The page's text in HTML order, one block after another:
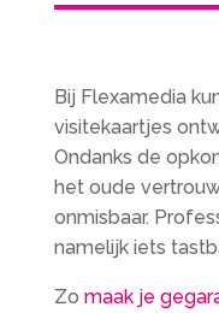
Bij Flexamedia
visitekaartjes
Ondanks de
het oude
onmisbaar.
namelijk iets
Zo maak je